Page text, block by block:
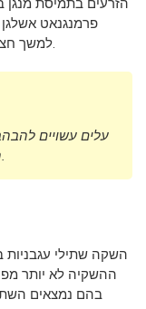
פרמנגנאט
למשך חצי שעה בתנור או לקנות מצע עפר מוכן בחנות.
עלים עשויים
הם מסתגלים לסביבה החדשה ומשוחזרים.
ההשקיה לא יותר
בהם נמצאים